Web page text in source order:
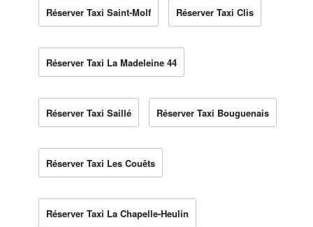
Réserver Taxi Saint-Molf Réserver Taxi Clis
Réserver Taxi La Madeleine 44
Réserver Taxi Saillé Réserver Taxi Bouguenais
Réserver Taxi Les Couêts
Réserver Taxi La Chapelle-Heulin